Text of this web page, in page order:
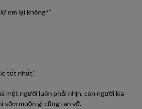
em lại không?”
tốt nhất.”
một người luôn phải nhịn, còn người kia
sớm muộn gì cũng tan vỡ.